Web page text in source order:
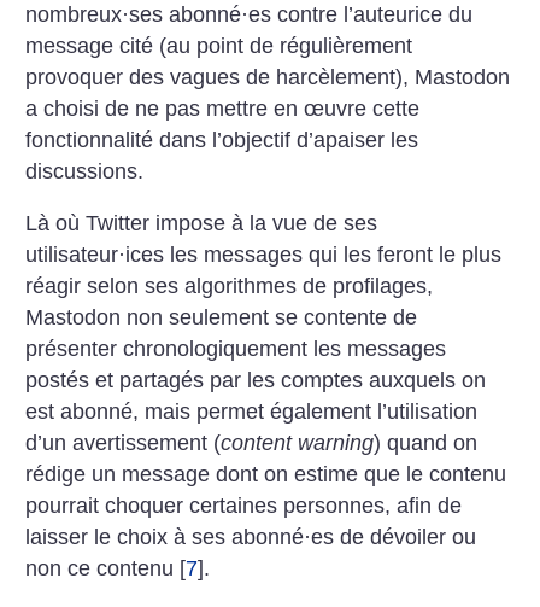
nombreux·ses abonné·es contre l’auteurice du
message cité (au point de régulièrement
provoquer des vagues de harcèlement), Mastodon
a choisi de ne pas mettre en œuvre cette
fonctionnalité dans l’objectif d’apaiser les
discussions.
Là où Twitter impose à la vue de ses
utilisateur·ices les messages qui les feront le plus
réagir selon ses algorithmes de profilages,
Mastodon non seulement se contente de
présenter chronologiquement les messages
postés et partagés par les comptes auxquels on
est abonné, mais permet également l’utilisation
d’un avertissement (content warning) quand on
rédige un message dont on estime que le contenu
pourrait choquer certaines personnes, afin de
laisser le choix à ses abonné·es de dévoiler ou
non ce contenu [7].